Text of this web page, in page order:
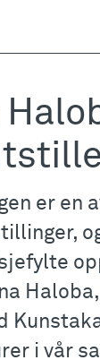
er en
i vår